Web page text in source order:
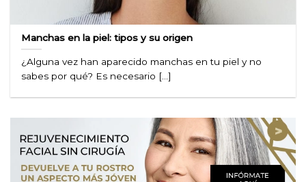
Manchas en la piel: tipos y su origen
¿Alguna vez han aparecido manchas en tu piel y no
sabes por qué? Es necesario [...]